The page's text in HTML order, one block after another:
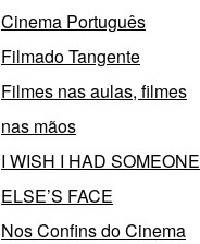
Cinema Português
Filmado Tangente
Filmes nas aulas, filmes
nas mãos
I WISH I HAD SOMEONE
ELSE’S FACE
Nos Confins do Cinema